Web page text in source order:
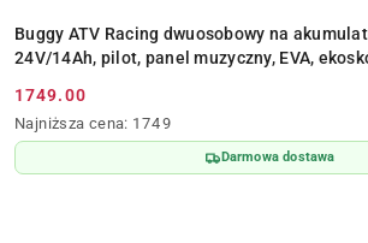
Buggy ATV Racing dwuosobowy na
24V/14Ah, pilot, panel muzyczny, EVA,
Cena
promocyjna:
1749.00
Najniższa
cena
z
Najniższa cena: 1749
Darmowa dostawa